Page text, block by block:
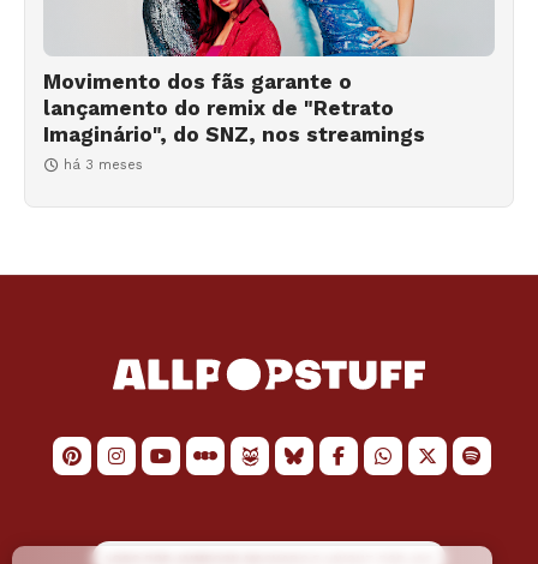
Movimento dos fãs garante o
lançamento do remix de "Retrato
Imaginário", do SNZ, nos streamings
há 3 meses